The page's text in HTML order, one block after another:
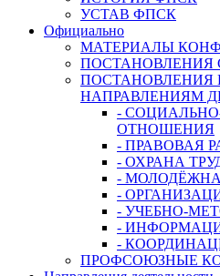
УСТАВ ФПСК
Официально
МАТЕРИАЛЫ
ПОСТАНОВЛЕНИЯ
ПОСТАНОВЛЕНИЯ
НАПРАВЛЕНИЯМ
-
ОТНОШЕНИЯ
- ПРАВОВАЯ
- ОХРАНА
-
-
- УЧЕБНО-
-
-
ПРОФСОЮЗНЫЕ